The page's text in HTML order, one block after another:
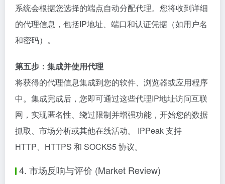
系统会根据您选择的端点自动分配代理。您将收到详细
的代理信息，包括IP地址、端口和认证凭据（如用户名
和密码）。
第五步：集成并使用代理
将获得的代理信息集成到您的软件、浏览器或应用程序
中。集成完成后，您即可通过这些代理IP地址访问互联
网，实现匿名性、绕过限制并增强功能，开始您的数据
抓取、市场分析或其他在线活动。 IPPeak 支持
HTTP、HTTPS 和 SOCKS5 协议。
4. 市场反响与评价 (Market Review)